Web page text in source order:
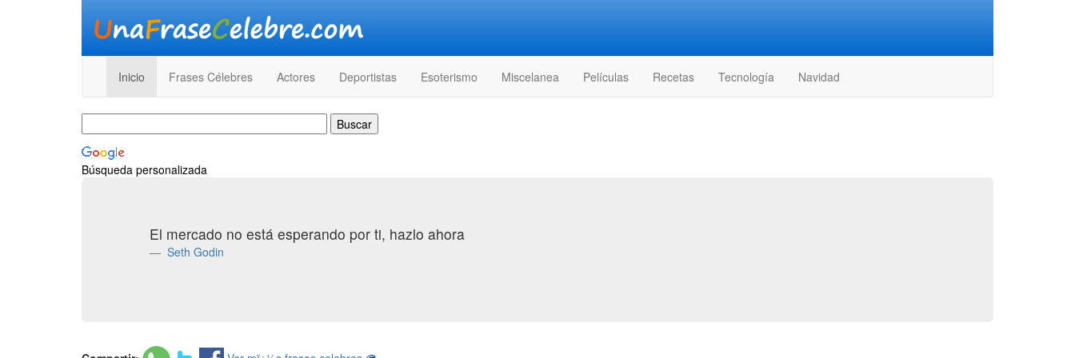
Inicio Frases Célebres Actores Deportistas Esoterismo Miscelanea Películas Recetas Tecnología Navidad
Búsqueda personalizada
El mercado no está esperando por ti, hazlo ahora
Seth Godin